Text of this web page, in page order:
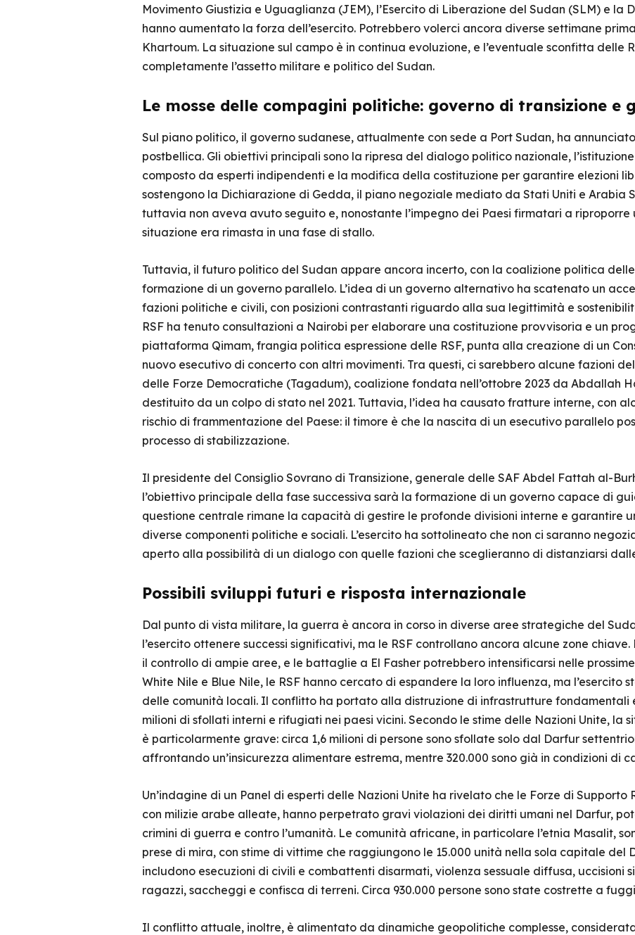
Movimento Giustizia e Uguaglianza (JEM), l’Esercito di Liberazione del Sudan (SLM) e la
hanno aumentato la forza dell’esercito. Potrebbero volerci ancora diverse settimane
Khartoum. La situazione sul campo è in continua evoluzione, e l’eventuale sconfitta delle
completamente l’assetto militare e politico del Sudan.
Le mosse delle compagini politiche: governo di transizione e
Sul piano politico, il governo sudanese, attualmente con sede a Port Sudan, ha
postbellica. Gli obiettivi principali sono la ripresa del dialogo politico nazionale,
composto da esperti indipendenti e la modifica della costituzione per garantire elezioni
sostengono la Dichiarazione di Gedda, il piano negoziale mediato da Stati Uniti e Arabia
tuttavia non aveva avuto seguito e, nonostante l’impegno dei Paesi firmatari a riproporre
situazione era rimasta in una fase di stallo.
Tuttavia, il futuro politico del Sudan appare ancora incerto, con la coalizione politica
formazione di un governo parallelo. L’idea di un governo alternativo ha scatenato un
fazioni politiche e civili, con posizioni contrastanti riguardo alla sua legittimità e
RSF ha tenuto consultazioni a Nairobi per elaborare una costituzione provvisoria e un
piattaforma Qimam, frangia politica espressione delle RSF, punta alla creazione di un
nuovo esecutivo di concerto con altri movimenti. Tra questi, ci sarebbero alcune fazioni
delle Forze Democratiche (Tagadum), coalizione fondata nell’ottobre 2023 da Abdallah
destituito da un colpo di stato nel 2021. Tuttavia, l’idea ha causato fratture interne, con
rischio di frammentazione del Paese: il timore è che la nascita di un esecutivo parallelo
processo di stabilizzazione.
Il presidente del Consiglio Sovrano di Transizione, generale delle SAF Abdel Fattah al-
l’obiettivo principale della fase successiva sarà la formazione di un governo capace di
questione centrale rimane la capacità di gestire le profonde divisioni interne e garantire
diverse componenti politiche e sociali. L’esercito ha sottolineato che non ci saranno
aperto alla possibilità di un dialogo con quelle fazioni che sceglieranno di distanziarsi
Possibili sviluppi futuri e risposta internazionale
Dal punto di vista militare, la guerra è ancora in corso in diverse aree strategiche del
l’esercito ottenere successi significativi, ma le RSF controllano ancora alcune zone
il controllo di ampie aree, e le battaglie a El Fasher potrebbero intensificarsi nelle
White Nile e Blue Nile, le RSF hanno cercato di espandere la loro influenza, ma l’esercito
delle comunità locali. Il conflitto ha portato alla distruzione di infrastrutture fondamentali
milioni di sfollati interni e rifugiati nei paesi vicini. Secondo le stime delle Nazioni Unite, la
è particolarmente grave: circa 1,6 milioni di persone sono sfollate solo dal Darfur
affrontando un’insicurezza alimentare estrema, mentre 320.000 sono già in condizioni di
Un’indagine di un Panel di esperti delle Nazioni Unite ha rivelato che le Forze di Supporto
con milizie arabe alleate, hanno perpetrato gravi violazioni dei diritti umani nel Darfur,
crimini di guerra e contro l’umanità. Le comunità africane, in particolare l’etnia Masalit,
prese di mira, con stime di vittime che raggiungono le 15.000 unità nella sola capitale del
includono esecuzioni di civili e combattenti disarmati, violenza sessuale diffusa, uccisioni
ragazzi, saccheggi e confisca di terreni. Circa 930.000 persone sono state costrette a
Il conflitto attuale, inoltre, è alimentato da dinamiche geopolitiche complesse,